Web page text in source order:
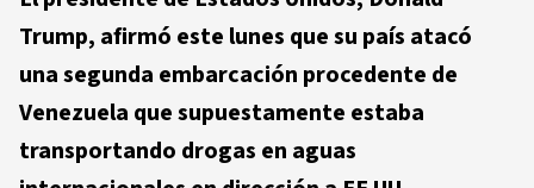
Trump, afirmó este lunes que su país atacó
una segunda embarcación procedente de
Venezuela que supuestamente estaba
transportando drogas en aguas